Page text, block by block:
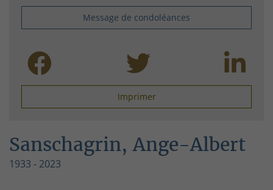
Message de condoléances
Imprimer
Sanschagrin, Ange-Albert
1933 - 2023